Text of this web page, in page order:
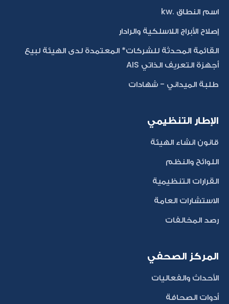
اسم النطاق .kw
إصلاح الأبراج اللاسلكية والرادار
القائمة المحدثة للشركات* المعتمدة لدى الهيئة لبيع
أجهزة التعريف الذاتي AIS
طلبة الميداني - شهادات
الإطار التنظيمي
قانون انشاء الهيئة
اللوائح والنظم
القرارات التنظيمية
الاستشارات العامة
رصد المخالفات
المركز الصحفي
الأحداث والفعاليات
أدوات الصحافة